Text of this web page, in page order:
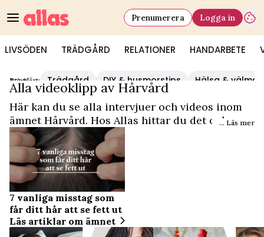
LIVSÖDEN TRÄDGÅRD RELATIONER HANDARBETE
Prenumerera Logga in
Populärt: Trädgård DIY & husmorstips Hälsa &
Video Start/Hårvård
Alla videoklipp av Hårvård
Här kan du se alla intervjuer och videos inom
ämnet Hårvård. Hos Allas hittar du det och
mycket mer.
... Läs mer
7 vanliga misstag som
får ditt hår att se fett ut
Läs artiklar om ämnet